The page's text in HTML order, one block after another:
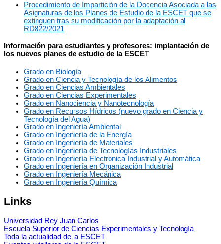
Procedimiento de Impartición de la Docencia Asociada a las
Asignaturas de los Planes de Estudio de la ESCET que se
extinguen tras su modificación por la adaptación al
RD822/2021
Información para estudiantes y profesores: implantación de
los nuevos planes de estudio de la ESCET
Grado en Biología
Grado en Ciencia y Tecnología de los Alimentos
Grado en Ciencias Ambientales
Grado en Ciencias Experimentales
Grado en Nanociencia y Nanotecnología
Grado en Recursos Hídricos (nuevo grado en Ciencia y
Tecnología del Agua)
Grado en Ingeniería Ambiental
Grado en Ingeniería de la Energía
Grado en Ingeniería de Materiales
Grado en Ingeniería de Tecnologías Industriales
Grado en Ingeniería Electrónica Industrial y Automática
Grado en Ingeniería en Organización Industrial
Grado en Ingeniería Mecánica
Grado en Ingeniería Química
Links
Universidad Rey Juan Carlos
Escuela Superior de Ciencias Experimentales y Tecnología
Toda la actualidad de la ESCET